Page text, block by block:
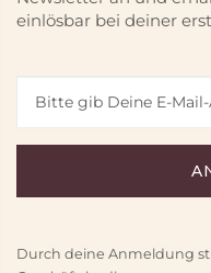
einlösbar bei deiner
Durch deine Anmeldung